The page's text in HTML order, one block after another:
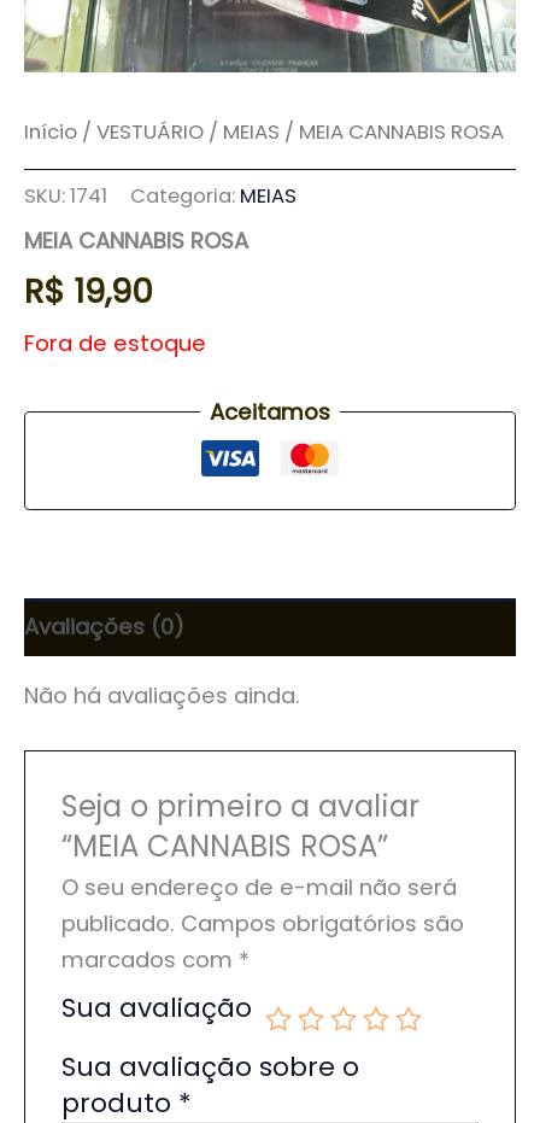
Início / VESTUÁRIO / MEIAS / MEIA CANNABIS ROSA
SKU:1741 Categoria: MEIAS
MEIA CANNABIS ROSA
R$ 19,90
Fora de estoque
Aceitamos
Avaliações (0)
Não há avaliações ainda.
Seja o primeiro a avaliar
“MEIA CANNABIS ROSA”
O seu endereço de e-mail não será
publicado. Campos obrigatórios são
marcados com *
Sua avaliação
Sua avaliação sobre o
produto *